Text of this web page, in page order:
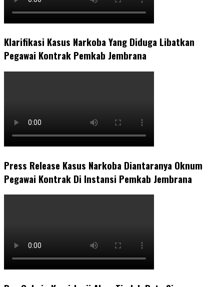
Klarifikasi Kasus Narkoba Yang Diduga Libatkan
Pegawai Kontrak Pemkab Jembrana
Press Release Kasus Narkoba Diantaranya Oknum
Pegawai Kontrak Di Instansi Pemkab Jembrana